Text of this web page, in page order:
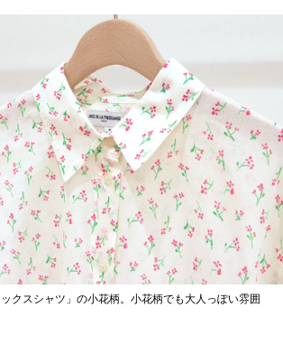
ックスシャツ」の小花柄。小花柄でも大人っぽい雰囲